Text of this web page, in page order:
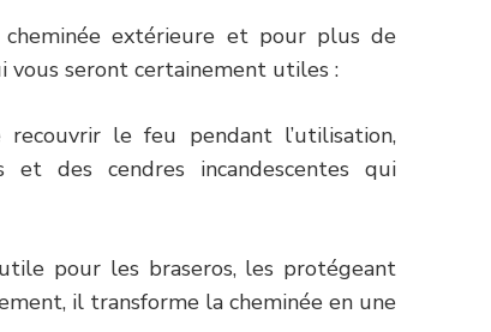
extérieure et pour plus de
vous seront certainement utiles :
le feu pendant l’utilisation,
des cendres incandescentes qui
pour les braseros, les protégeant
il transforme la cheminée en une